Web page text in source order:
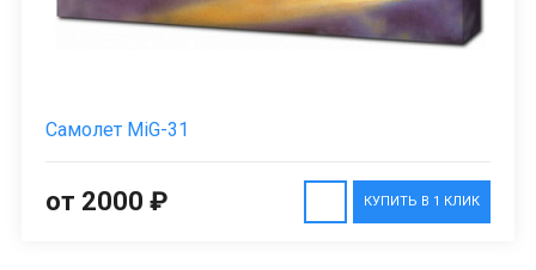
Самолет MiG-31
КУПИТЬ В 1 КЛИК
от 2000 ₽